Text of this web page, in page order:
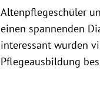
Altenpflegeschüler
einen spannenden
interessant wurden
Pflegeausbildung